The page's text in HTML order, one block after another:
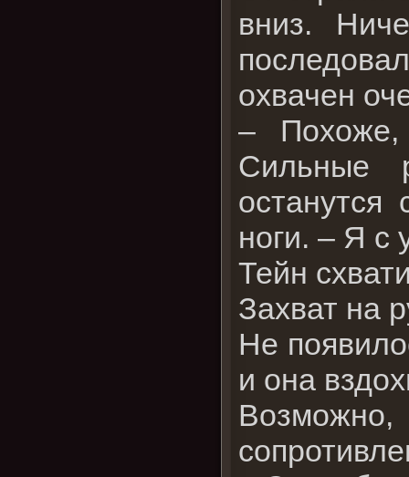
вниз.
охвачен
– Похоже,
Сильные
ноги. – Я с
Тейн
Захват на
Не
и она
Возможно,